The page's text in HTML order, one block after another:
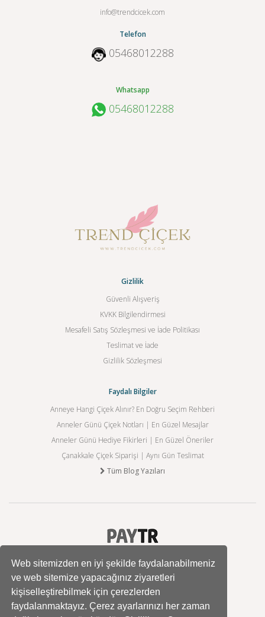
Web sitemizden en iyi şekilde faydalanabilmeniz
ve web sitemize yapacağınız ziyaretleri
kişiselleştirebilmek için çerezlerden
faydalanmaktayız. Çerez ayarlarınızı her zaman
info@trendcicek.com
Telefon
05468012288
Whatsapp
05468012288
Gizlilik
Güvenli Alışveriş
KVKK Bilgilendirmesi
Mesafeli Satış Sözleşmesi ve İade Politikası
Teslimat ve İade
Gizlilik Sözleşmesi
Faydalı Bilgiler
Anneye Hangi Çiçek Alınır? En Doğru Seçim Rehberi
Anneler Günü Çiçek Notları | En Güzel Mesajlar
Anneler Günü Hediye Fikirleri | En Güzel Öneriler
Çanakkale Çiçek Siparişi | Aynı Gün Teslimat
Tüm Blog Yazıları